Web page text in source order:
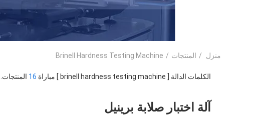
منزل / المنتجات /
Brinell Hardness Testing Machine
الكلمات الدالة [ brinell hardness testing machine ] مباراة 16 المنتجات.
آلة اختبار صلابة برينيل